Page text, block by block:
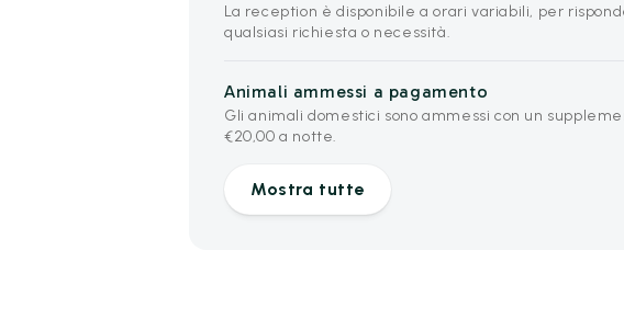
La reception è disponibile a orari variabili, per
qualsiasi richiesta o necessità.
Animali ammessi a pagamento
Gli animali domestici sono ammessi con un
€20,00 a notte.
Mostra tutte